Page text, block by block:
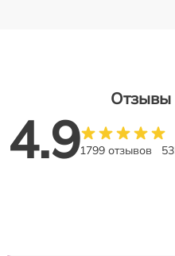
Отзывы
4.91799 отзывов